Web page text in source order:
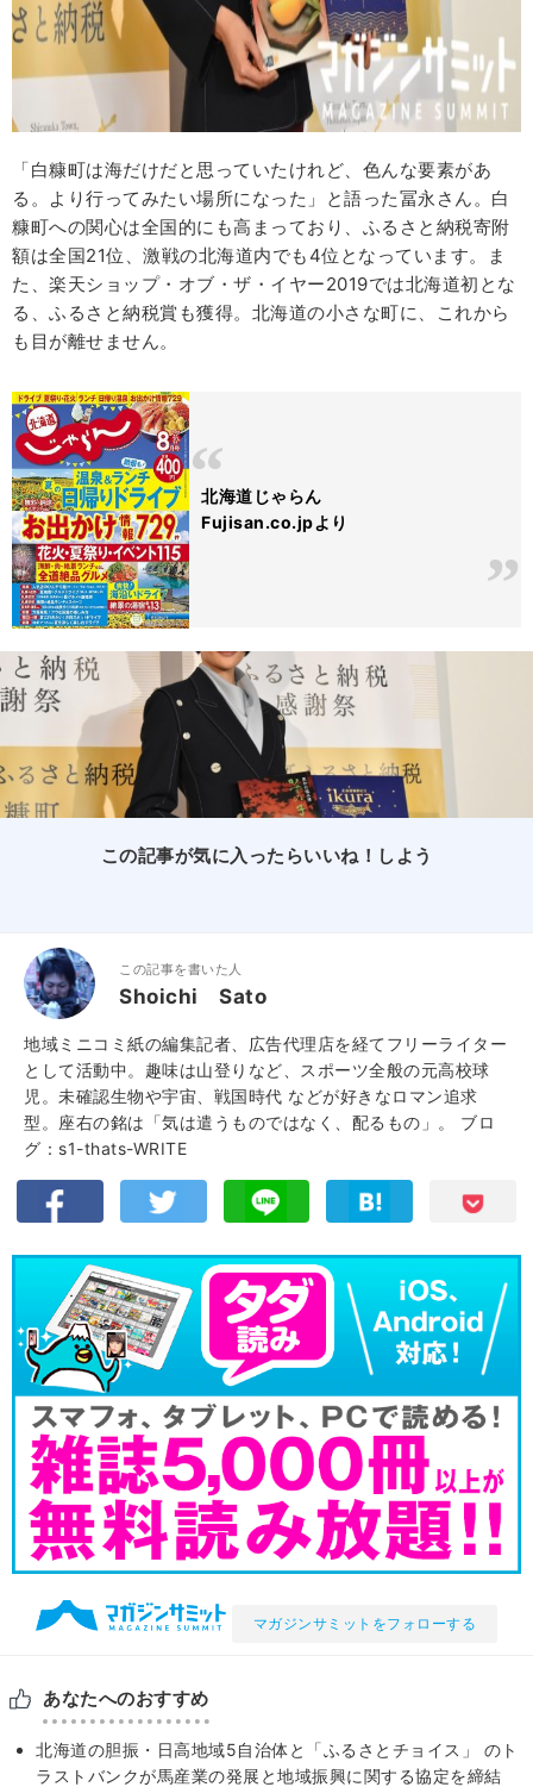
「白糠町は海だけだと思っていたけれど、色んな要素があ
る。より行ってみたい場所になった」と語った冨永さん。白
糠町への関心は全国的にも高まっており、ふるさと納税寄附
額は全国21位、激戦の北海道内でも4位となっています。ま
た、楽天ショップ・オブ・ザ・イヤー2019では北海道初とな
る、ふるさと納税賞も獲得。北海道の小さな町に、これから
も目が離せません。
北海道じゃらん
Fujisan.co.jpより
この記事が気に入ったらいいね！しよう
この記事を書いた人
Shoichi Sato
地域ミニコミ紙の編集記者、広告代理店を経てフリーライター
として活動中。趣味は山登りなど、スポーツ全般の元高校球
児。未確認生物や宇宙、戦国時代 などが好きなロマン追求
型。座右の銘は「気は遣うものではなく、配るもの」。 ブロ
グ：s1-thats-WRITE
マガジンサミットをフォローする
あなたへのおすすめ
北海道の胆振・日高地域5自治体と「ふるさとチョイス」 のト
ラストバンクが馬産業の発展と地域振興に関する協定を締結